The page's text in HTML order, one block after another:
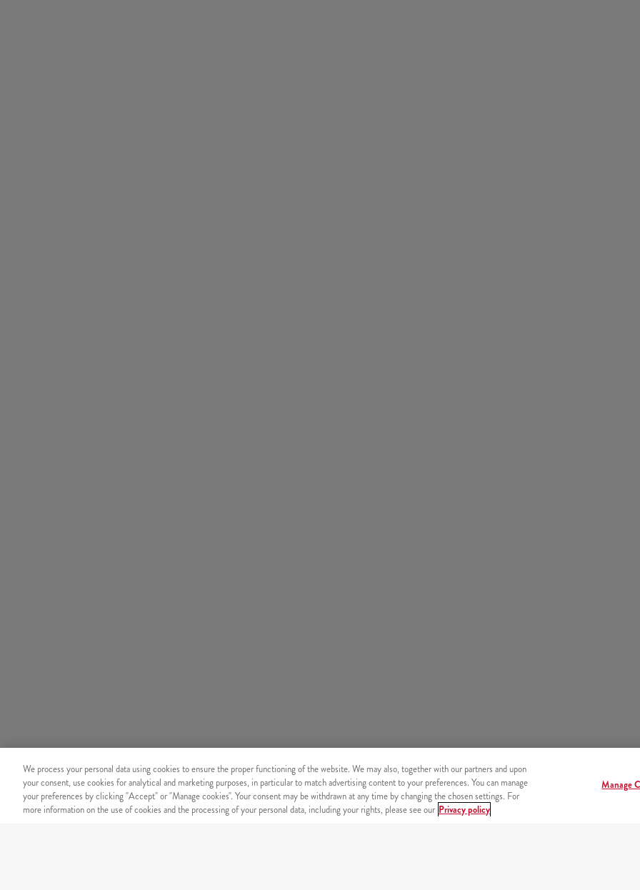
We process your personal data using cookies to ensure the proper functioning of the website. We may also, together with our partners and upon
your consent, use cookies for analytical and marketing purposes, in particular to match advertising content to your preferences. You can manage
your preferences by clicking "Accept" or "Manage cookies". Your consent may be withdrawn at any time by changing the chosen settings. For
more information on the use of cookies and the processing of your personal data, including your rights, please see our Privacy policy
Manage